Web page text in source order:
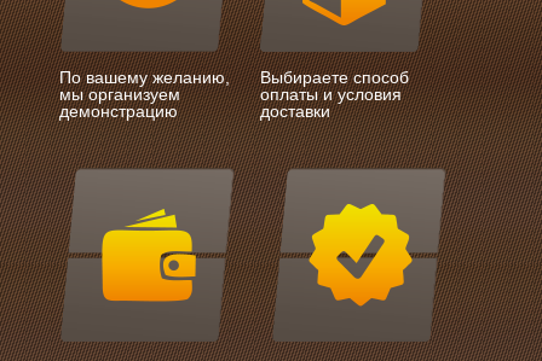
По вашему желанию,
мы организуем
демонстрацию
Выбираете способ
оплаты и условия
доставки